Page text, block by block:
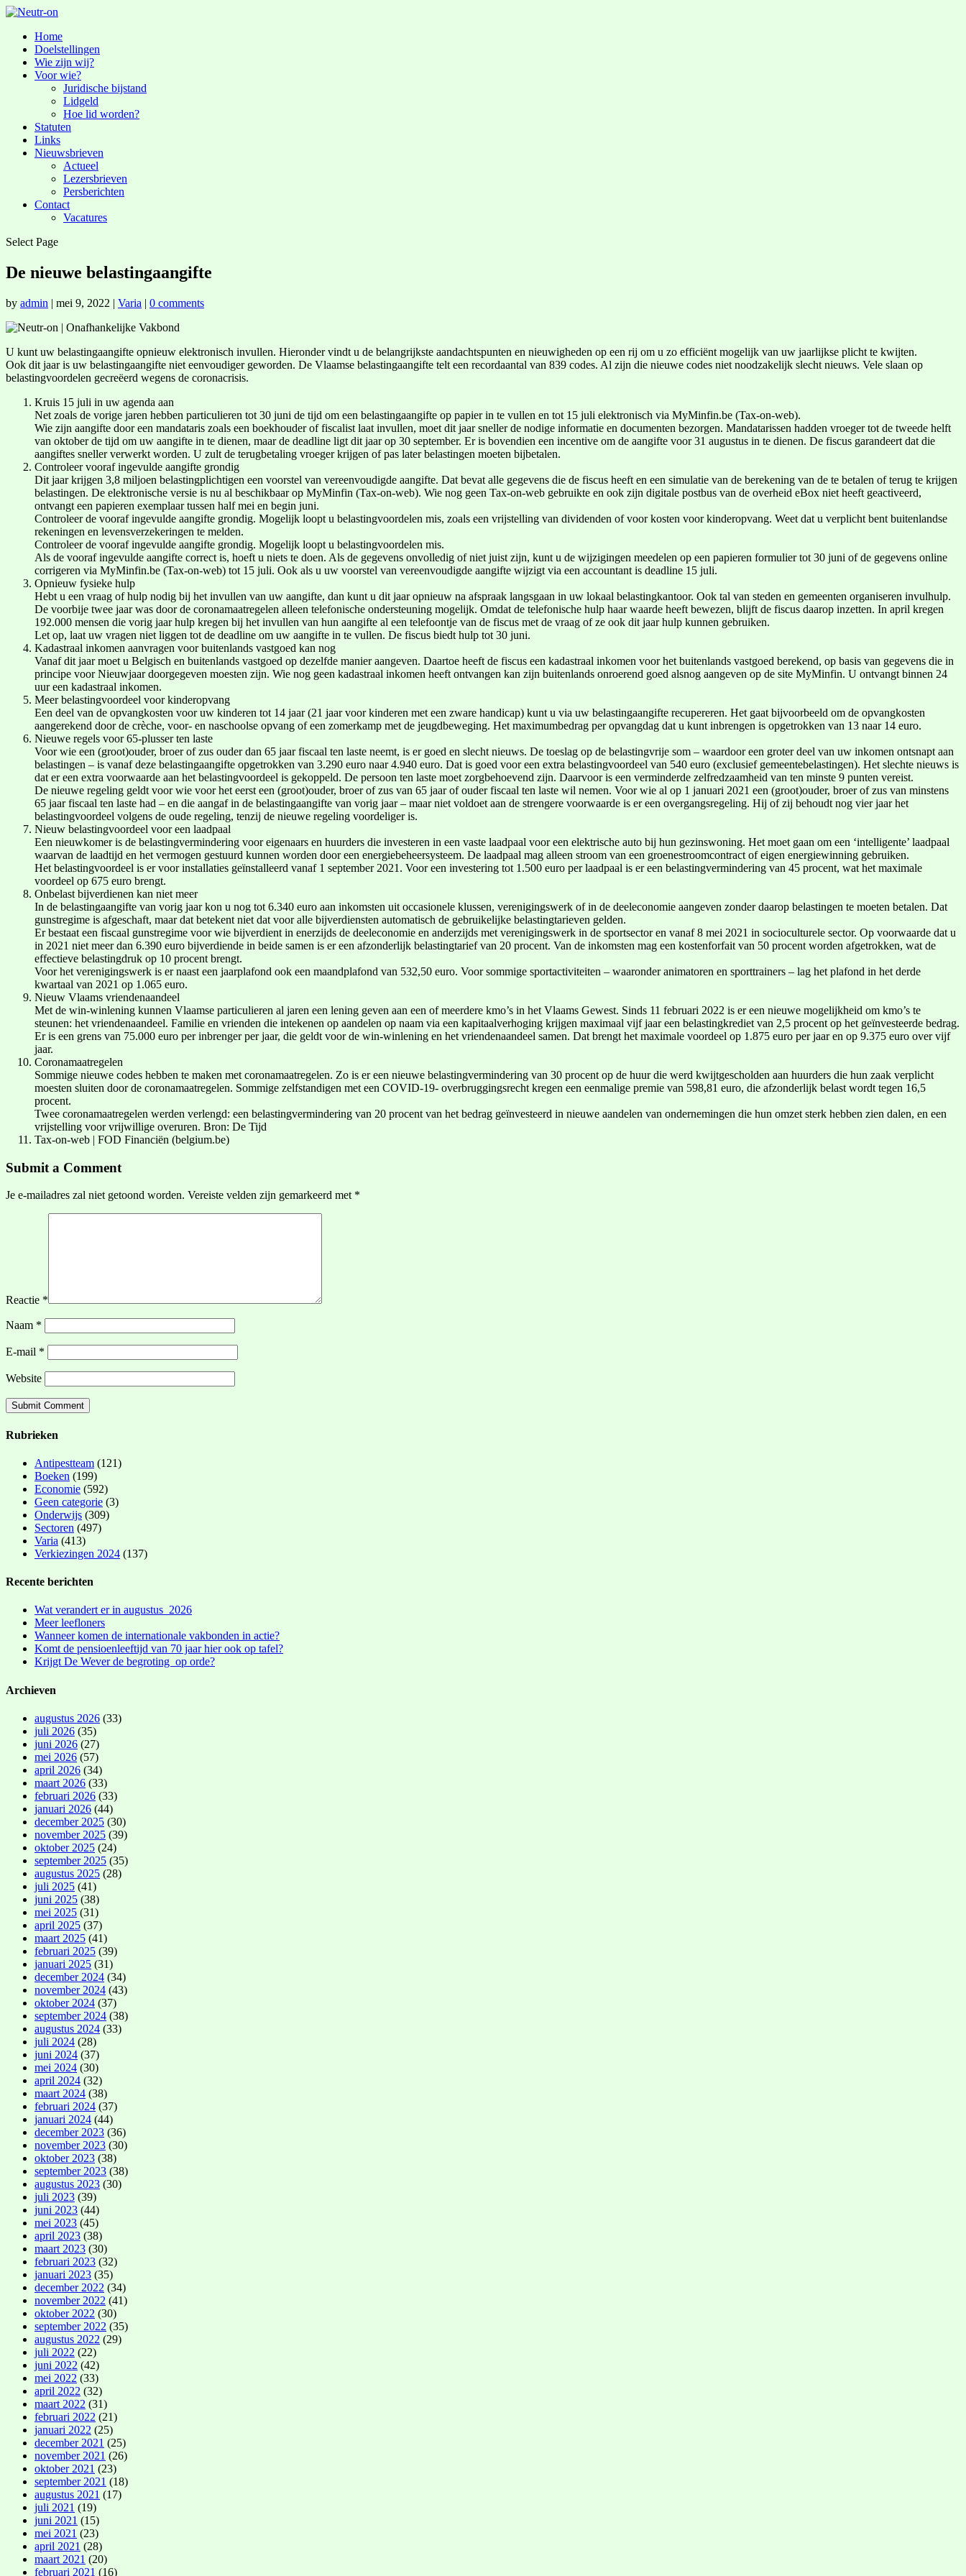
Home
Doelstellingen
Wie zijn wij?
Voor wie?
Juridische bijstand
Lidgeld
Hoe lid worden?
Statuten
Links
Nieuwsbrieven
Actueel
Lezersbrieven
Persberichten
Contact
Vacatures
Select Page
De nieuwe belastingaangifte
by admin | mei 9, 2022 | Varia | 0 comments
U kunt uw belastingaangifte opnieuw elektronisch invullen. Hieronder vindt u de belangrijkste aandachtspunten en nieuwigheden op een rij om u zo efficiënt mogelijk van uw jaarlijkse plicht te kwijten.
Ook dit jaar is uw belastingaangifte niet eenvoudiger geworden. De Vlaamse belastingaangifte telt een recordaantal van 839 codes. Al zijn die nieuwe codes niet noodzakelijk slecht nieuws. Vele slaan op
belastingvoordelen gecreëerd wegens de coronacrisis.
Kruis 15 juli in uw agenda aan
Net zoals de vorige jaren hebben particulieren tot 30 juni de tijd om een belastingaangifte op papier in te vullen en tot 15 juli elektronisch via MyMinfin.be (Tax-on-web).
Wie zijn aangifte door een mandataris zoals een boekhouder of fiscalist laat invullen, moet dit jaar sneller de nodige informatie en documenten bezorgen. Mandatarissen hadden vroeger tot de tweede helft
van oktober de tijd om uw aangifte in te dienen, maar de deadline ligt dit jaar op 30 september. Er is bovendien een incentive om de aangifte voor 31 augustus in te dienen. De fiscus garandeert dat die
aangiftes sneller verwerkt worden. U zult de terugbetaling vroeger krijgen of pas later belastingen moeten bijbetalen.
Controleer vooraf ingevulde aangifte grondig
Dit jaar krijgen 3,8 miljoen belastingplichtigen een voorstel van vereenvoudigde aangifte. Dat bevat alle gegevens die de fiscus heeft en een simulatie van de berekening van de te betalen of terug te krijgen
belastingen. De elektronische versie is nu al beschikbaar op MyMinfin (Tax-on-web). Wie nog geen Tax-on-web gebruikte en ook zijn digitale postbus van de overheid eBox niet heeft geactiveerd,
ontvangt een papieren exemplaar tussen half mei en begin juni.
Controleer de vooraf ingevulde aangifte grondig. Mogelijk loopt u belastingvoordelen mis, zoals een vrijstelling van dividenden of voor kosten voor kinderopvang. Weet dat u verplicht bent buitenlandse
rekeningen en levensverzekeringen te melden.
Controleer de vooraf ingevulde aangifte grondig. Mogelijk loopt u belastingvoordelen mis.
Als de vooraf ingevulde aangifte correct is, hoeft u niets te doen. Als de gegevens onvolledig of niet juist zijn, kunt u de wijzigingen meedelen op een papieren formulier tot 30 juni of de gegevens online
corrigeren via MyMinfin.be (Tax-on-web) tot 15 juli. Ook als u uw voorstel van vereenvoudigde aangifte wijzigt via een accountant is deadline 15 juli.
Opnieuw fysieke hulp
Hebt u een vraag of hulp nodig bij het invullen van uw aangifte, dan kunt u dit jaar opnieuw na afspraak langsgaan in uw lokaal belastingkantoor. Ook tal van steden en gemeenten organiseren invulhulp.
De voorbije twee jaar was door de coronamaatregelen alleen telefonische ondersteuning mogelijk. Omdat de telefonische hulp haar waarde heeft bewezen, blijft de fiscus daarop inzetten. In april kregen
192.000 mensen die vorig jaar hulp kregen bij het invullen van hun aangifte al een telefoontje van de fiscus met de vraag of ze ook dit jaar hulp kunnen gebruiken.
Let op, laat uw vragen niet liggen tot de deadline om uw aangifte in te vullen. De fiscus biedt hulp tot 30 juni.
Kadastraal inkomen aanvragen voor buitenlands vastgoed kan nog
Vanaf dit jaar moet u Belgisch en buitenlands vastgoed op dezelfde manier aangeven. Daartoe heeft de fiscus een kadastraal inkomen voor het buitenlands vastgoed berekend, op basis van gegevens die in
principe voor Nieuwjaar doorgegeven moesten zijn. Wie nog geen kadastraal inkomen heeft ontvangen kan zijn buitenlands onroerend goed alsnog aangeven op de site MyMinfin. U ontvangt binnen 24
uur een kadastraal inkomen.
Meer belastingvoordeel voor kinderopvang
Een deel van de opvangkosten voor uw kinderen tot 14 jaar (21 jaar voor kinderen met een zware handicap) kunt u via uw belastingaangifte recupereren. Het gaat bijvoorbeeld om de opvangkosten
aangerekend door de crèche, voor- en naschoolse opvang of een zomerkamp met de jeugdbeweging. Het maximumbedrag per opvangdag dat u kunt inbrengen is opgetrokken van 13 naar 14 euro.
Nieuwe regels voor 65-plusser ten laste
Voor wie een (groot)ouder, broer of zus ouder dan 65 jaar fiscaal ten laste neemt, is er goed en slecht nieuws. De toeslag op de belastingvrije som – waardoor een groter deel van uw inkomen ontsnapt aan
belastingen – is vanaf deze belastingaangifte opgetrokken van 3.290 euro naar 4.940 euro. Dat is goed voor een extra belastingvoordeel van 540 euro (exclusief gemeentebelastingen). Het slechte nieuws is
dat er een extra voorwaarde aan het belastingvoordeel is gekoppeld. De persoon ten laste moet zorgbehoevend zijn. Daarvoor is een verminderde zelfredzaamheid van ten minste 9 punten vereist.
De nieuwe regeling geldt voor wie voor het eerst een (groot)ouder, broer of zus van 65 jaar of ouder fiscaal ten laste wil nemen. Voor wie al op 1 januari 2021 een (groot)ouder, broer of zus van minstens
65 jaar fiscaal ten laste had – en die aangaf in de belastingaangifte van vorig jaar – maar niet voldoet aan de strengere voorwaarde is er een overgangsregeling. Hij of zij behoudt nog vier jaar het
belastingvoordeel volgens de oude regeling, tenzij de nieuwe regeling voordeliger is.
Nieuw belastingvoordeel voor een laadpaal
Een nieuwkomer is de belastingvermindering voor eigenaars en huurders die investeren in een vaste laadpaal voor een elektrische auto bij hun gezinswoning. Het moet gaan om een ‘intelligente’ laadpaal
waarvan de laadtijd en het vermogen gestuurd kunnen worden door een energiebeheersysteem. De laadpaal mag alleen stroom van een groenestroomcontract of eigen energiewinning gebruiken.
Het belastingvoordeel is er voor installaties geïnstalleerd vanaf 1 september 2021. Voor een investering tot 1.500 euro per laadpaal is er een belastingvermindering van 45 procent, wat het maximale
voordeel op 675 euro brengt.
Onbelast bijverdienen kan niet meer
In de belastingaangifte van vorig jaar kon u nog tot 6.340 euro aan inkomsten uit occasionele klussen, verenigingswerk of in de deeleconomie aangeven zonder daarop belastingen te moeten betalen. Dat
gunstregime is afgeschaft, maar dat betekent niet dat voor alle bijverdiensten automatisch de gebruikelijke belastingtarieven gelden.
Er bestaat een fiscaal gunstregime voor wie bijverdient in enerzijds de deeleconomie en anderzijds met verenigingswerk in de sportsector en vanaf 8 mei 2021 in socioculturele sector. Op voorwaarde dat u
in 2021 niet meer dan 6.390 euro bijverdiende in beide samen is er een afzonderlijk belastingtarief van 20 procent. Van de inkomsten mag een kostenforfait van 50 procent worden afgetrokken, wat de
effectieve belastingdruk op 10 procent brengt.
Voor het verenigingswerk is er naast een jaarplafond ook een maandplafond van 532,50 euro. Voor sommige sportactiviteiten – waaronder animatoren en sporttrainers – lag het plafond in het derde
kwartaal van 2021 op 1.065 euro.
Nieuw Vlaams vriendenaandeel
Met de win-winlening kunnen Vlaamse particulieren al jaren een lening geven aan een of meerdere kmo’s in het Vlaams Gewest. Sinds 11 februari 2022 is er een nieuwe mogelijkheid om kmo’s te
steunen: het vriendenaandeel. Familie en vrienden die intekenen op aandelen op naam via een kapitaalverhoging krijgen maximaal vijf jaar een belastingkrediet van 2,5 procent op het geïnvesteerde bedrag.
Er is een grens van 75.000 euro per inbrenger per jaar, die geldt voor de win-winlening en het vriendenaandeel samen. Dat brengt het maximale voordeel op 1.875 euro per jaar en op 9.375 euro over vijf
jaar.
Coronamaatregelen
Sommige nieuwe codes hebben te maken met coronamaatregelen. Zo is er een nieuwe belastingvermindering van 30 procent op de huur die werd kwijtgescholden aan huurders die hun zaak verplicht
moesten sluiten door de coronamaatregelen. Sommige zelfstandigen met een COVID-19- overbruggingsrecht kregen een eenmalige premie van 598,81 euro, die afzonderlijk belast wordt tegen 16,5
procent.
Twee coronamaatregelen werden verlengd: een belastingvermindering van 20 procent van het bedrag geïnvesteerd in nieuwe aandelen van ondernemingen die hun omzet sterk hebben zien dalen, en een
vrijstelling voor vrijwillige overuren. Bron: De Tijd
Tax-on-web | FOD Financiën (belgium.be)
Submit a Comment
Je e-mailadres zal niet getoond worden. Vereiste velden zijn gemarkeerd met *
Reactie *
Naam *
E-mail *
Website
Rubrieken
Antipestteam (121)
Boeken (199)
Economie (592)
Geen categorie (3)
Onderwijs (309)
Sectoren (497)
Varia (413)
Verkiezingen 2024 (137)
Recente berichten
Wat verandert er in augustus 2026
Meer leefloners
Wanneer komen de internationale vakbonden in actie?
Komt de pensioenleeftijd van 70 jaar hier ook op tafel?
Krijgt De Wever de begroting op orde?
Archieven
augustus 2026 (33)
juli 2026 (35)
juni 2026 (27)
mei 2026 (57)
april 2026 (34)
maart 2026 (33)
februari 2026 (33)
januari 2026 (44)
december 2025 (30)
november 2025 (39)
oktober 2025 (24)
september 2025 (35)
augustus 2025 (28)
juli 2025 (41)
juni 2025 (38)
mei 2025 (31)
april 2025 (37)
maart 2025 (41)
februari 2025 (39)
januari 2025 (31)
december 2024 (34)
november 2024 (43)
oktober 2024 (37)
september 2024 (38)
augustus 2024 (33)
juli 2024 (28)
juni 2024 (37)
mei 2024 (30)
april 2024 (32)
maart 2024 (38)
februari 2024 (37)
januari 2024 (44)
december 2023 (36)
november 2023 (30)
oktober 2023 (38)
september 2023 (38)
augustus 2023 (30)
juli 2023 (39)
juni 2023 (44)
mei 2023 (45)
april 2023 (38)
maart 2023 (30)
februari 2023 (32)
januari 2023 (35)
december 2022 (34)
november 2022 (41)
oktober 2022 (30)
september 2022 (35)
augustus 2022 (29)
juli 2022 (22)
juni 2022 (42)
mei 2022 (33)
april 2022 (32)
maart 2022 (31)
februari 2022 (21)
januari 2022 (25)
december 2021 (25)
november 2021 (26)
oktober 2021 (23)
september 2021 (18)
augustus 2021 (17)
juli 2021 (19)
juni 2021 (15)
mei 2021 (23)
april 2021 (28)
maart 2021 (20)
februari 2021 (16)